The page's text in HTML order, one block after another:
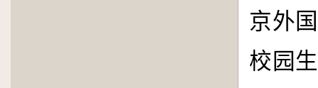
京外
校园